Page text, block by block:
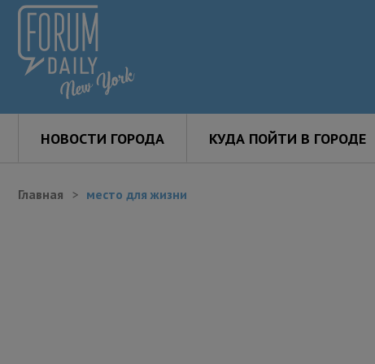
НОВОСТИ ГОРОДА КУДА ПОЙТИ В ГОРОДЕ
Главная место для жизни